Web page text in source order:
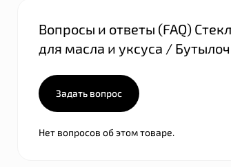
Вопросы и ответы (FAQ)
для масла и уксуса /
Задать вопрос
Нет вопросов об этом товаре.